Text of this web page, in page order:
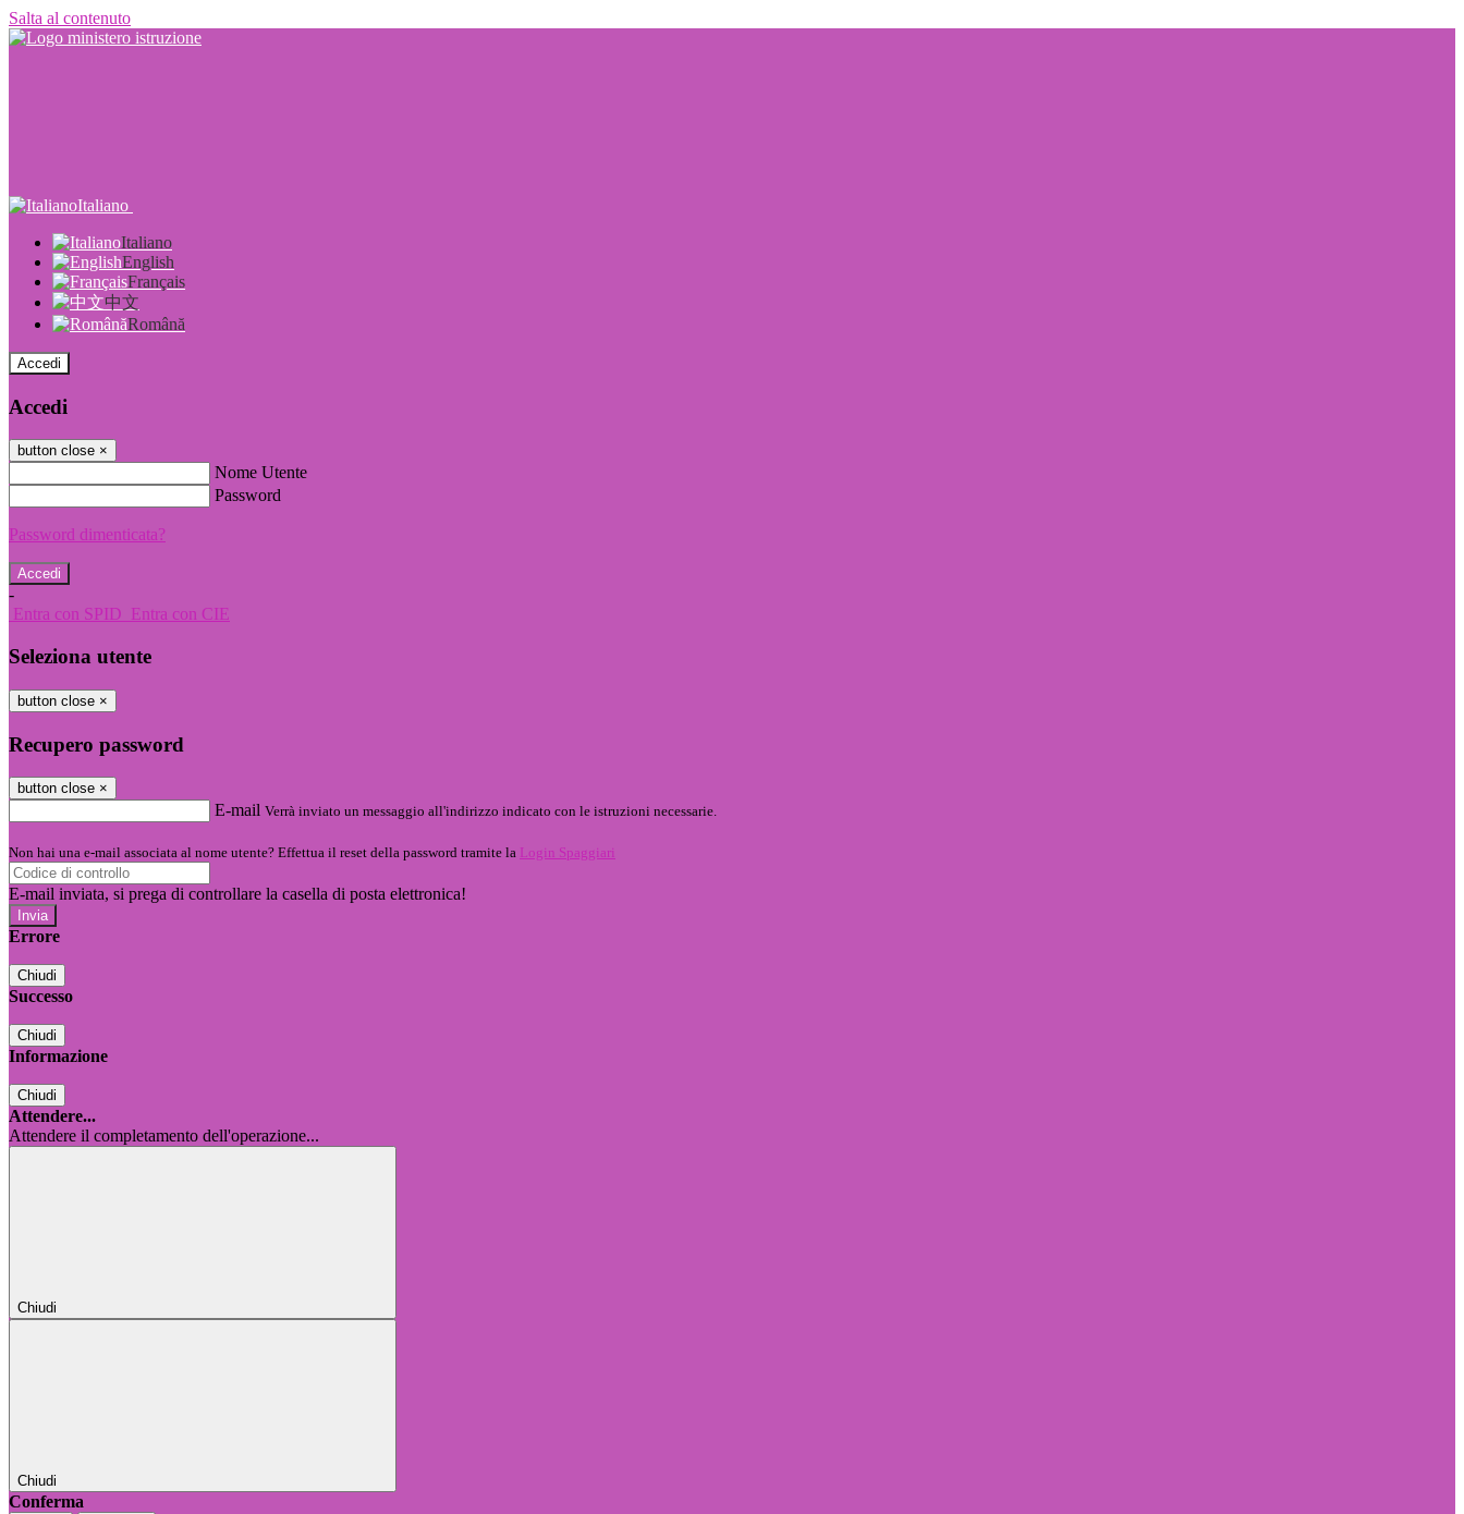
Salta al contenuto
Italiano
Italiano
English
Français
中文
Română
Accedi
Accedi
button close ×
Nome Utente
Password
Password dimenticata?
-
Entra con SPID Entra con CIE
Seleziona utente
button close ×
Recupero password
button close ×
E-mail Verrà inviato un messaggio all'indirizzo indicato con le istruzioni necessarie.
Non hai una e-mail associata al nome utente? Effettua il reset della password tramite la Login Spaggiari
E-mail inviata, si prega di controllare la casella di posta elettronica!
Errore
Chiudi
Successo
Chiudi
Informazione
Chiudi
Attendere...
Attendere il completamento dell'operazione...
Chiudi
Chiudi
Conferma